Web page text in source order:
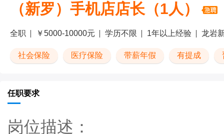
（新罗）手机店店长（1人）
全职 ￥5000-10000元 学历不限 1年以上经验 龙岩
社会保险 医疗保险 带薪年假 有提成
任职要求
岗位描述：